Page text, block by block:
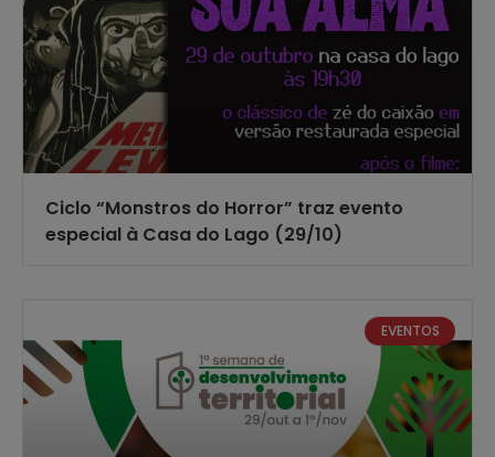
Ciclo “Monstros do Horror” traz evento
especial à Casa do Lago (29/10)
EVENTOS